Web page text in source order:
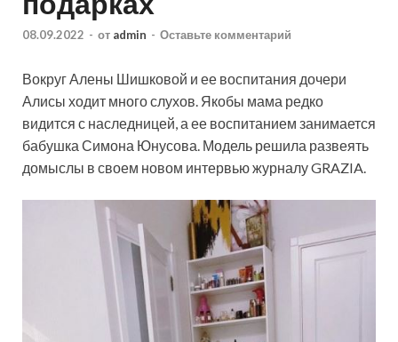
08.09.2022 - от admin - Оставьте комментарий
Вокруг Алены Шишковой и ее воспитания дочери
Алисы ходит много слухов. Якобы мама редко
видится с наследницей, а ее воспитанием занимается
бабушка Симона Юнусова. Модель решила развеять
домыслы в своем новом интервью журналу GRAZIA.